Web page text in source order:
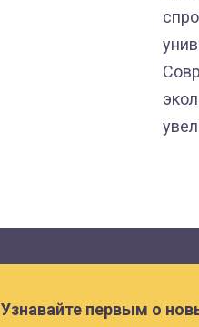
Узнавайте первым о